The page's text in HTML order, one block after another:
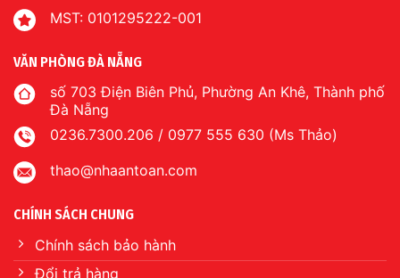
MST: 0101295222-001
VĂN PHÒNG ĐÀ NẴNG
số 703 Điện Biên Phủ, Phường An Khê, Thành phố
Đà Nẵng
0236.7300.206 / 0977 555 630 (Ms Thảo)
thao@nhaantoan.com
CHÍNH SÁCH CHUNG
Chính sách bảo hành
Đổi trả hàng